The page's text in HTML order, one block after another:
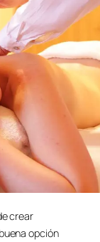
crear
opción